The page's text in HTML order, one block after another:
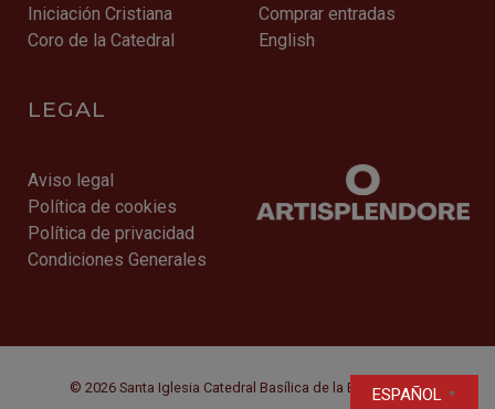
Iniciación Cristiana
Coro de la Catedral
Comprar entradas
English
LEGAL
Aviso legal
Política de cookies
Política de privacidad
Condiciones Generales
© 2026 Santa Iglesia Catedral Basílica de la Encarnación
ESPAÑOL ▼